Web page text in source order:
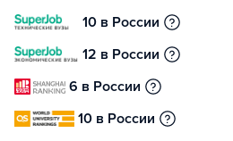
10 в России
12 в России
6 в России
10 в России